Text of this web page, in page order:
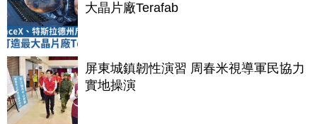
大晶片廠Terafab
屏東城鎮韌性演習 周春米視導軍民協力
實地操演